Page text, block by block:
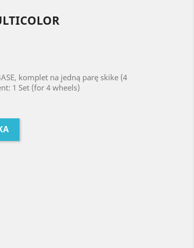
komplet na jedną parę skike (4
1 Set (for 4 wheels)